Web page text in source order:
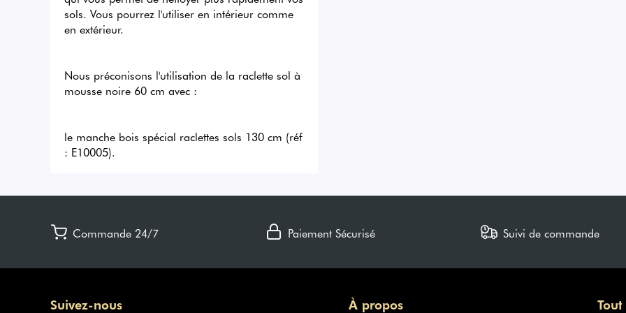
sols. Vous pourrez l'utiliser en intérieur comme
en extérieur.
Nous préconisons l'utilisation de la raclette sol à
mousse noire 60 cm avec :
le manche bois spécial raclettes sols 130 cm (réf
: E10005).
Commande 24/7 Paiement Sécurisé Suivi de commande
Suivez-nous À propos